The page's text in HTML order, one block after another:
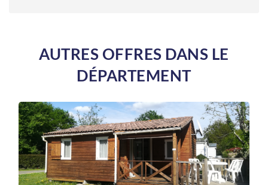
AUTRES OFFRES DANS LE
DÉPARTEMENT